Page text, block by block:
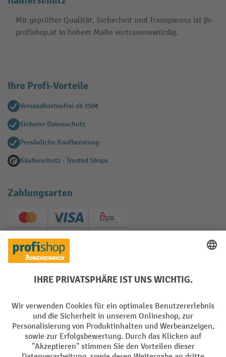
Mit geprüfter Qualität, Sicherheit und Transparenz ist jh-
profishop.at in hohem Maße vertrauenswürdig.
Ihre Profi-Vorteile
Versandkostenfrei ab 250€
Sicherer Datenschutz
Persönliche Kaufberatung
Käuferschutz - Trusted Shops
Zahlungsarten
Creditcard (Master)Creditcard (Visa)
EPS
PayPal
Soziale Netzwerke
Impressum Datenschutz